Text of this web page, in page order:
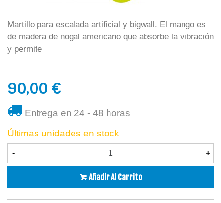
Martillo para escalada artificial y bigwall. El mango es
de madera de nogal americano que absorbe la vibración
y permite
90,00 €
Entrega en 24 - 48 horas
Últimas unidades en stock
- +
Añadir Al Carrito